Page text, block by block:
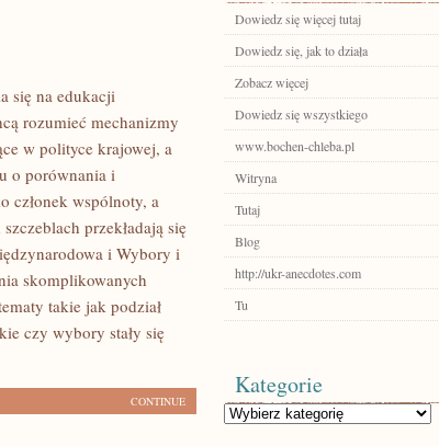
się na edukacji
rozumieć mechanizmy
w polityce krajowej, a
o porównania i
członek wspólnoty, a
przekładają się
i Wybory i
skomplikowanych
takie jak podział
czy wybory stały się
CONTINUE
Dowiedz się więcej tutaj
Dowiedz się, jak to działa
Zobacz więcej
Dowiedz się wszystkiego
www.bochen-chleba.pl
Witryna
Tutaj
Blog
http://ukr-anecdotes.com
Tu
Kategorie
Kategorie